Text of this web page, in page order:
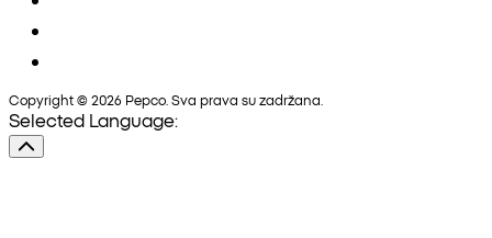
Copyright © 2026 Pepco. Sva prava su zadržana.
Selected Language: